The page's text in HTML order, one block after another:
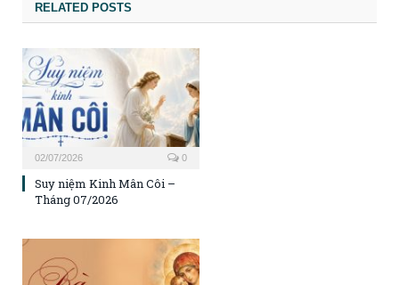
RELATED POSTS
02/07/2026 0
Suy niệm Kinh Mân Côi –
Tháng 07/2026